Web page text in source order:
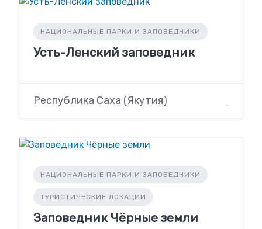
НАЦИОНАЛЬНЫЕ ПАРКИ И ЗАПОВЕДНИКИ
Усть-Ленский заповедник
Республика Саха (Якутия)
НАЦИОНАЛЬНЫЕ ПАРКИ И ЗАПОВЕДНИКИ
ТУРИСТИЧЕСКИЕ ЛОКАЦИИ
Заповедник Чёрные земли